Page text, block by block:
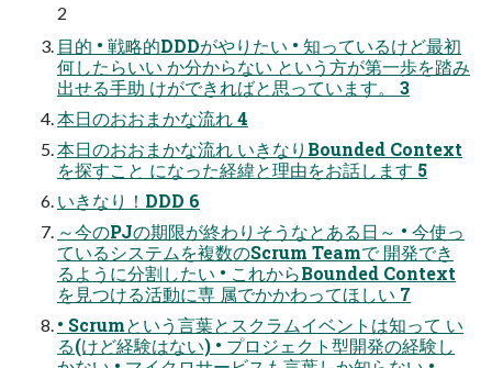
2
目的 • 戦略的DDDがやりたい • 知っているけど最初
何したらいい か分からない という方が第一歩を踏み
出せる手助 けができればと思っています。 3
本日のおおまかな流れ 4
本日のおおまかな流れ いきなりBounded Context
を探すこと になった経緯と理由をお話します 5
いきなり！DDD 6
～今のPJの期限が終わりそうなとある日～ • 今使っ
ているシステムを複数のScrum Teamで 開発でき
るように分割したい • これからBounded Context
を見つける活動に専 属でかかわってほしい 7
• Scrumという言葉とスクラムイベントは知って い
る(けど経験はない) • プロジェクト型開発の経験し